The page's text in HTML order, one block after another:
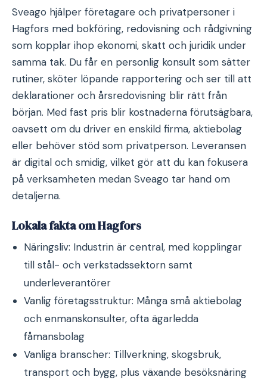
Sveago hjälper företagare och privatpersoner i
Hagfors med bokföring, redovisning och rådgivning
som kopplar ihop ekonomi, skatt och juridik under
samma tak. Du får en personlig konsult som sätter
rutiner, sköter löpande rapportering och ser till att
deklarationer och årsredovisning blir rätt från
början. Med fast pris blir kostnaderna förutsägbara,
oavsett om du driver en enskild firma, aktiebolag
eller behöver stöd som privatperson. Leveransen
är digital och smidig, vilket gör att du kan fokusera
på verksamheten medan Sveago tar hand om
detaljerna.
Lokala fakta om Hagfors
Näringsliv: Industrin är central, med kopplingar
till stål- och verkstadssektorn samt
underleverantörer
Vanlig företagsstruktur: Många små aktiebolag
och enmanskonsulter, ofta ägarledda
fåmansbolag
Vanliga branscher: Tillverkning, skogsbruk,
transport och bygg, plus växande besöksnäring